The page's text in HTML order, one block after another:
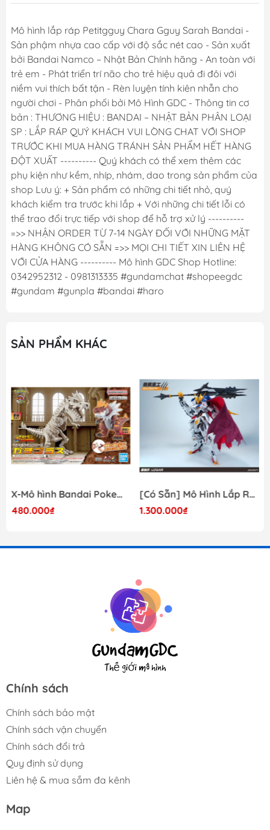
Mô hình lắp ráp Petitgguy Chara Gguy Sarah Bandai -
Sản phậm nhựa cao cấp với độ sắc nét cao - Sản xuất
bởi Bandai Namco – Nhật Bản Chính hãng - An toàn với
trẻ em - Phát triển trí não cho trẻ hiệu quả đi đôi với
niềm vui thích bất tận - Rèn luyện tính kiên nhẫn cho
người chơi - Phân phối bởi Mô Hình GDC - Thông tin cơ
bản : THƯƠNG HIỆU : BANDAI – NHẬT BẢN PHÂN LOẠI
SP : LẮP RÁP QUÝ KHÁCH VUI LÒNG CHAT VỚI SHOP
TRƯỚC KHI MUA HÀNG TRÁNH SẢN PHẨM HẾT HÀNG
ĐỘT XUẤT ---------- Quý khách có thể xem thêm các
phụ kiện như kềm, nhíp, nhám, dao trong sản phẩm của
shop Lưu ý: + Sản phẩm có những chi tiết nhỏ, quý
khách kiểm tra trước khi lắp + Với những chi tiết lỗi có
thể trao đổi trực tiếp với shop để hỗ trợ xử lý ----------
=>> NHẬN ORDER TỪ 7-14 NGÀY ĐỐI VỚI NHỮNG MẶT
HÀNG KHÔNG CÓ SẴN =>> MỌI CHI TIẾT XIN LIÊN HỆ
VỚI CỬA HÀNG ---------- Mô hình GDC Shop Hotline:
0342952312 - 0981313335 #gundamchat #shopeegdc
#gundam #gunpla #bandai #haro
SẢN PHẨM KHÁC
X-Mô hình Bandai Pokemon PLAMO COLLECTION Fossil Pokemon Series Tyrantrum
480.000₫
[Có Sẵn] Mô Hình Lắp Ráp 1/60 Barbatos Logar Wolf Remains Meavy Industries
1.300.000₫
Chính sách
Chính sách bảo mật
Chính sách vận chuyển
Chính sách đổi trả
Quy định sử dụng
Liên hệ & mua sắm đa kênh
Map